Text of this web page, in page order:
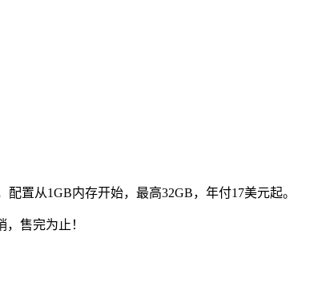
置从1GB内存开始，最高32GB，年付17美元起。
售完为止！